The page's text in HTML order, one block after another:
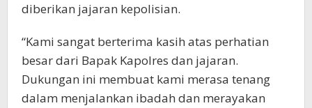
diberikan jajaran kepolisian.
“Kami sangat berterima kasih atas perhatian
besar dari Bapak Kapolres dan jajaran.
Dukungan ini membuat kami merasa tenang
dalam menjalankan ibadah dan merayakan